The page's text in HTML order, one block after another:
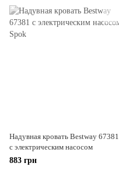
Надувная кровать Bestway 67381
с электрическим насосом
883 грн